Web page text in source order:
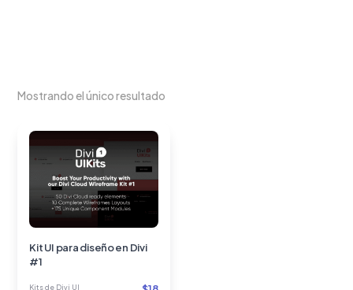
Mostrando el único resultado
Kit UI para diseño en Divi
#1
Kits de Divi UI